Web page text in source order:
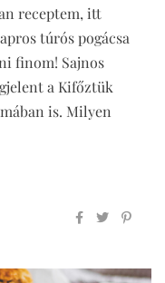
receptem, itt
túrós pogácsa
finom! Sajnos
a Kifőztük
is. Milyen